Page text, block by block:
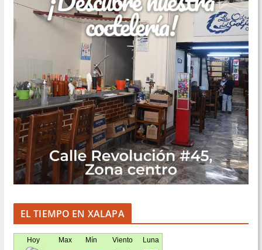
EL TIEMPO EN XALAPA